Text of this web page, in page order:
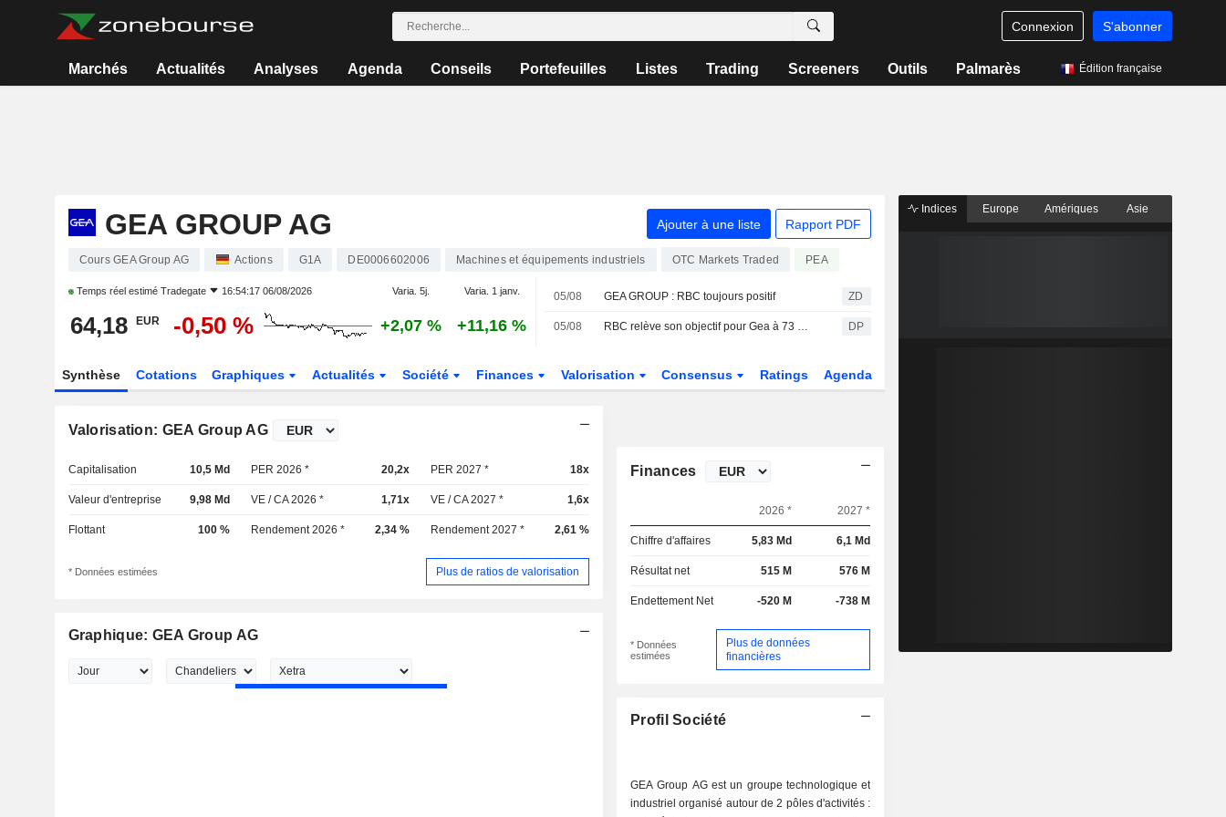
Connexion S'abonner
Marchés Actualités Analyses Agenda Conseils Portefeuilles Listes Trading Screeners Outils Palmarès Édition française
GEA GROUP AG Ajouter à une liste Rapport PDF
Cours GEA Group AG Actions G1A DE0006602006 Machines et équipements industriels OTC Markets Traded PEA
Temps réel estimé Tradegate 16:54:17 06/08/2026 Varia. 5j. Varia. 1 janv.
64,18 EUR -0,50 % +2,07 % +11,16 %
05/08 GEA GROUP : RBC toujours positif ZD
05/08 RBC relève son objectif pour Gea à 73 euros - " Outperform » DP
Synthèse Cotations Graphiques Actualités Société Finances Valorisation Consensus Ratings Agenda
Valorisation: GEA Group AG
Capitalisation 10,5 Md PER 2026 * 20,2x PER 2027 * 18x
Valeur d'entreprise 9,98 Md VE / CA 2026 * 1,71x VE / CA 2027 * 1,6x
Flottant 100 % Rendement 2026 * 2,34 % Rendement 2027 * 2,61 %
* Données estimées Plus de ratios de valorisation
Graphique: GEA Group AG
Finances
2026 * 2027 *
Chiffre d'affaires 5,83 Md 6,1 Md
Résultat net 515 M 576 M
Endettement Net -520 M -738 M
* Données
estimées
Plus de données
financières
Profil Société
GEA Group AG est un groupe technologique et
industriel organisé autour de 2 pôles d'activités :
Indices Europe Amériques Asie